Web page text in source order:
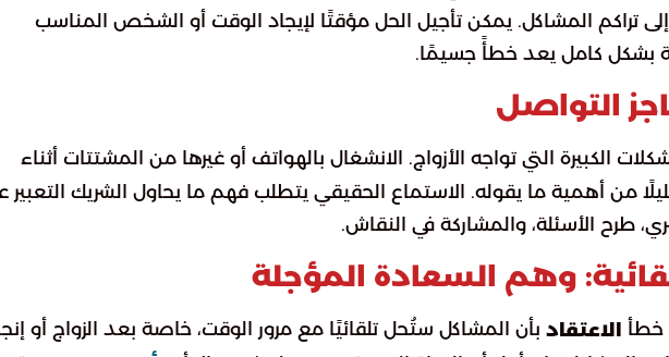
إلى تراكم المشاكل. يمكن تأجيل الحل مؤقتًا لإيجاد الوقت أو الشخص المناسب
بشكل كامل يعد خطأً جسيمًا.
التواصل
الكبيرة التي تواجه الأزواج. الانشغال بالهواتف أو غيرها من المشتتات أثناء
من أهمية ما يقوله. الاستماع الحقيقي يتطلب فهم ما يحاول الشريك التعبير
طرح الأسئلة، والمشاركة في النقاش.
وهم السعادة المؤجلة
خطأ الاعتقاد بأن المشاكل ستُحل تلقائيًا مع مرور الوقت، خاصة بعد الزواج أو